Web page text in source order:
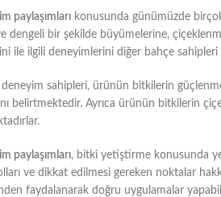
paylaşımları konusunda günümüzde
dengeli bir şekilde büyümelerine,
ile ilgili deneyimlerini diğer bahçe
sahipleri, ürünün bitkilerin
belirtmektedir. Ayrıca ürünün bitkilerin
paylaşımları, bitki yetiştirme konusunda
ve dikkat edilmesi gereken noktalar
faydalanarak doğru uygulamalar